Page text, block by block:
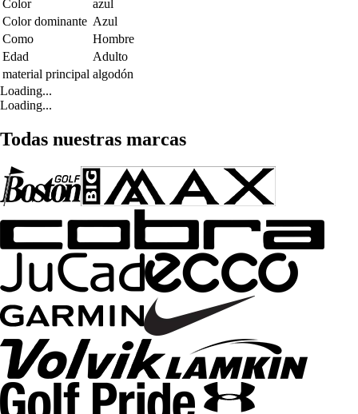
Color
azul
Color dominante Azul
Como
Hombre
Edad
Adulto
material principal algodón
Loading...
Loading...
Todas nuestras marcas